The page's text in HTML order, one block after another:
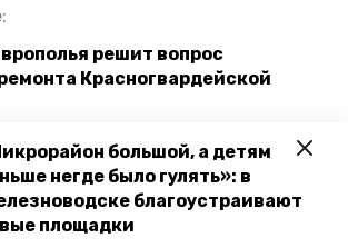
большой, а детям
негде было гулять»: в
благоустраивают
площадки
решит вопрос
Красногвардейской
новый детский сад в центре
осмотрела 60 жителей села в
округе